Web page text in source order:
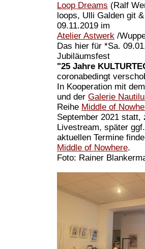
Loop Dreams (Ralf
loops, Ulli Galden git
09.11.2019 im
Atelier Astwerk /
Das hier für *Sa.
Jubiläumsfest
"25 Jahre
coronabedingt
In Kooperation mit
und der Galerie
Reihe Middle of
September 2021 statt,
Livestream, später
aktuellen Termine
Middle of Nowhere.
Foto: Rainer